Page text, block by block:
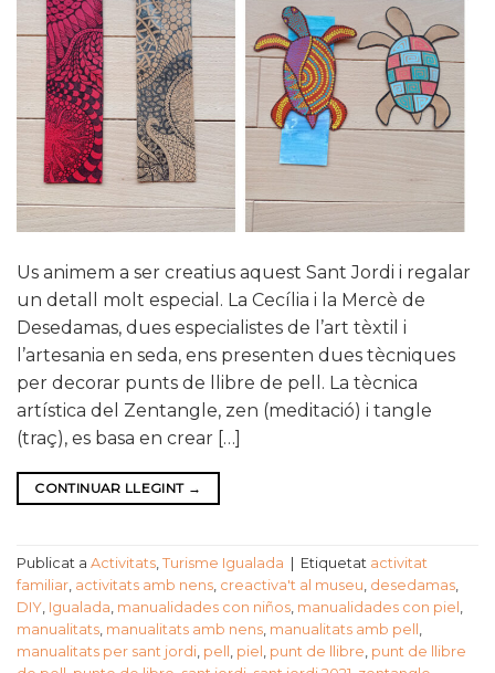
Us animem a ser creatius aquest Sant Jordi i regalar
un detall molt especial. La Cecília i la Mercè de
Desedamas, dues especialistes de l’art tèxtil i
l’artesania en seda, ens presenten dues tècniques
per decorar punts de llibre de pell. La tècnica
artística del Zentangle, zen (meditació) i tangle
(traç), es basa en crear […]
CONTINUAR LLEGINT →
Publicat a Activitats Turisme Igualada Etiquetat activitat
familiar activitats amb nens creactiva't al museu desedamas
DIY Igualada manualidades con niños manualidades con piel
manualitats manualitats amb nens manualitats amb pell
manualitats per sant jordi pell piel punt de llibre punt de llibre